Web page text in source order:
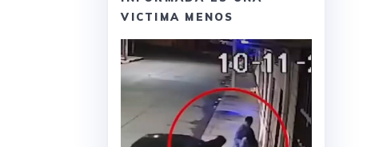
VICTIMA MENOS
Reproductor
de
vídeo